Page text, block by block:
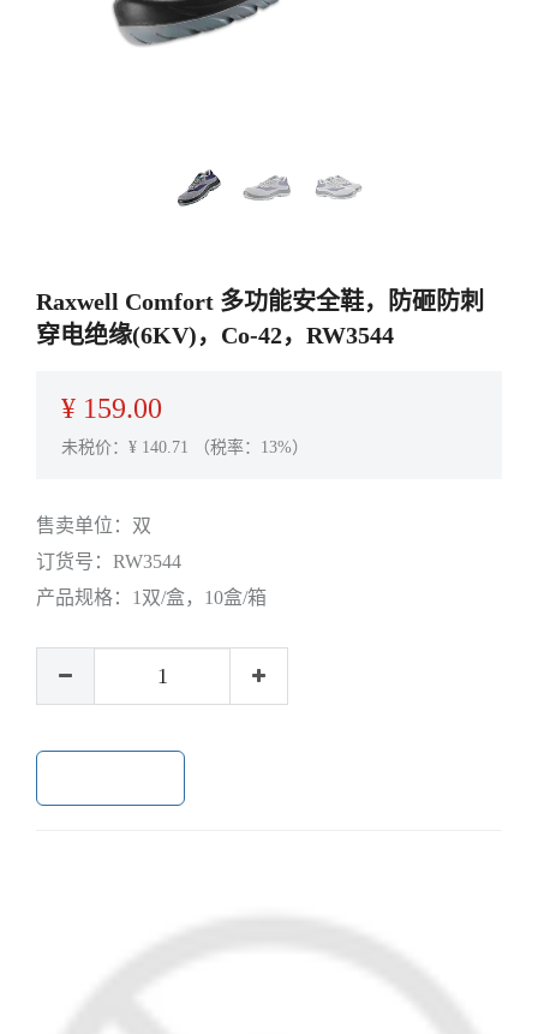
Raxwell Comfort 多功能安全鞋，防砸防刺
穿电绝缘(6KV)，Co-42，RW3544
¥ 159.00
未税价：¥ 140.71 （税率：13%）
售卖单位： 双
订货号： RW3544
产品规格： 1双/盒，10盒/箱